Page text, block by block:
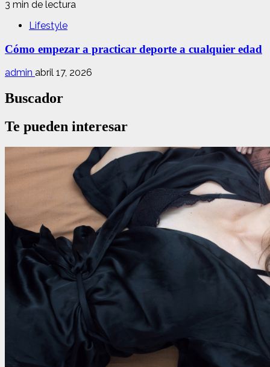
3 min de lectura
Lifestyle
Cómo empezar a practicar deporte a cualquier edad
admin abril 17, 2026
Buscador
Te pueden interesar